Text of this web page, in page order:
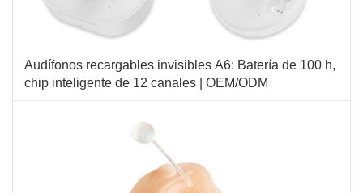
Audífonos recargables invisibles A6: Batería de 100 h,
chip inteligente de 12 canales | OEM/ODM